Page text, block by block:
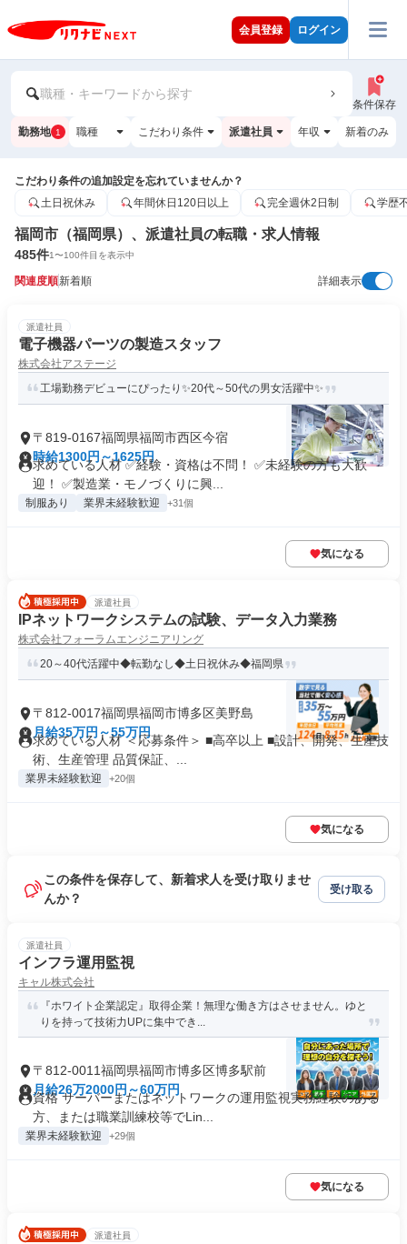
会員登録 ログイン
職種・キーワードから探す
条件保存
勤務地 1 職種 こだわり条件 派遣社員 年収 新着のみ
こだわり条件の追加設定を忘れていませんか？
土日祝休み
年間休日120日以上 完全週休2日制 学歴
福岡市（福岡県）、派遣社員の転職・求人情報
485件1〜100件目を表示中
関連度順新着順 詳細表示
派遣社員
電子機器パーツの製造スタッフ
株式会社アステージ
工場勤務デビューにぴったり✨20代～50代の男女活躍中✨
〒819-0167福岡県福岡市西区今宿
時給1300円～1625円
求めている人材 ✅経験・資格は不問！ ✅未経験の方も大歓
迎！ ✅製造業・モノづくりに興...
制服あり 業界未経験歓迎 +31個
気になる
派遣社員
IPネットワークシステムの試験、データ入力業務
株式会社フォーラムエンジニアリング
20～40代活躍中◆転勤なし◆土日祝休み◆福岡県
〒812-0017福岡県福岡市博多区美野島
月給35万円～55万円
求めている人材 ＜応募条件＞ ■高卒以上 ■設計、開発、生産技
術、生産管理 品質保証、...
業界未経験歓迎 +20個
気になる
この条件を保存して、新着求人を受け取りませ
んか？
受け取る
派遣社員
インフラ運用監視
キャル株式会社
『ホワイト企業認定』取得企業！無理な働き方はさせません。ゆと
りを持って技術力UPに集中でき...
〒812-0011福岡県福岡市博多区博多駅前
月給26万2000円～60万円
資格 サーバーまたはネットワークの運用監視実務経験のある
方、または職業訓練校等でLin...
業界未経験歓迎 +29個
気になる
派遣社員